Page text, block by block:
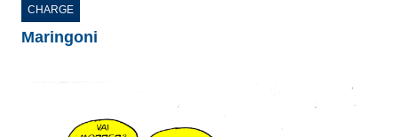
CHARGE
Maringoni